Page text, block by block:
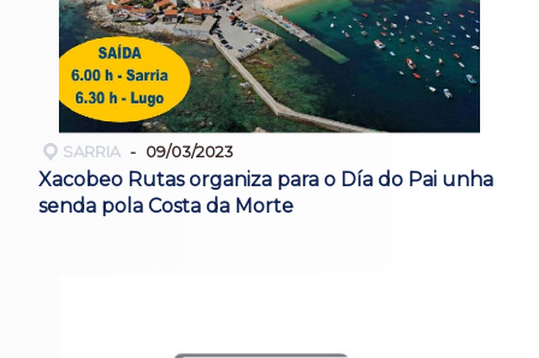
SARRIA 09/03/2023
Xacobeo Rutas organiza para o Día do Pai unha
senda pola Costa da Morte